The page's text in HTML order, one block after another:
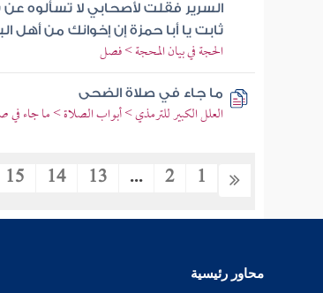
السرير فقلت لأصحابي لا تسألوه
ثابت يا أبا حمزة إن إخوانك من أهل
الحجة في بيان المحجة > فصل
ما جاء في صلاة الضحى
العلل الكبير للترمذي > أبواب الصلاة > ما جاء
1
2
...
13
14
15
محاور رئيسية